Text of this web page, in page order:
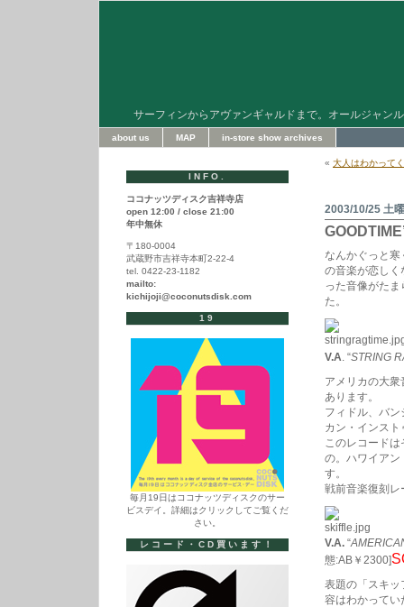
サーフィンからアヴァンギャルドまで。オールジャン
about us MAP in-store show archives
« 大人はわかって
2003/10/25 土
なんかぐっと
の音楽が恋しく
った音像がた
た。
V.A. “STRING
アメリカの大
あります。
フィドル、バ
カン・インス
このレコード
の。ハワイアン
す。
戦前音楽復刻レ
V.A. “
態:AB￥2300]
表題の「スキッ
容はわかってい
INFO.
ココナッツディスク吉祥寺店
open 12:00 / close 21:00
年中無休
〒180-0004
武蔵野市吉祥寺本町2-22-4
tel. 0422-23-1182
mailto:
kichijoji@coconutsdisk.com
19
毎月19日はココナッツディスクのサー
ビスデイ。詳細はクリックしてご覧くだ
さい。
レコード・CD買います！